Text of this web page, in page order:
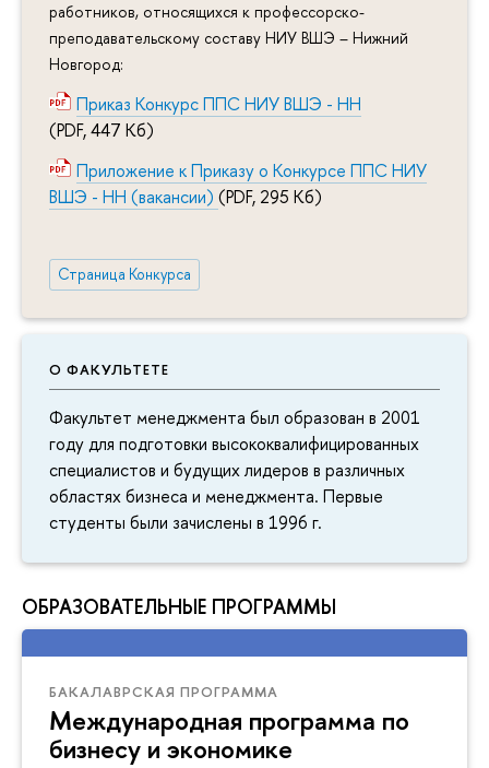
работников, относящихся к профессорско-
преподавательскому составу НИУ ВШЭ – Нижний
Новгород:
Приказ Конкурс ППС НИУ ВШЭ - НН
(PDF, 447 Кб)
Приложение к Приказу о Конкурсе ППС НИУ
ВШЭ - НН (вакансии) (PDF, 295 Кб)
Страница Конкурса
О ФАКУЛЬТЕТЕ
Факультет менеджмента был образован в 2001
году для подготовки высококвалифицированных
специалистов и будущих лидеров в различных
областях бизнеса и менеджмента. Первые
студенты были зачислены в 1996 г.
ОБРАЗОВАТЕЛЬНЫЕ ПРОГРАММЫ
БАКАЛАВРСКАЯ ПРОГРАММА
Международная программа по
бизнесу и экономике